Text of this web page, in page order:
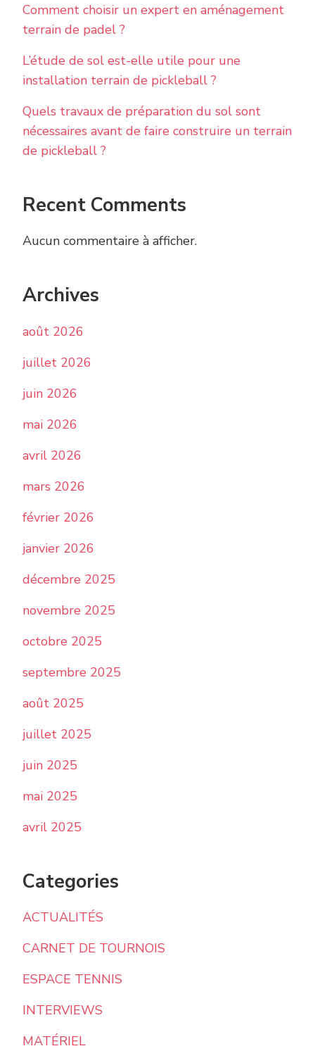
Comment choisir un expert en aménagement
terrain de padel ?
L’étude de sol est-elle utile pour une
installation terrain de pickleball ?
Quels travaux de préparation du sol sont
nécessaires avant de faire construire un terrain
de pickleball ?
Recent Comments
Aucun commentaire à afficher.
Archives
août 2026
juillet 2026
juin 2026
mai 2026
avril 2026
mars 2026
février 2026
janvier 2026
décembre 2025
novembre 2025
octobre 2025
septembre 2025
août 2025
juillet 2025
juin 2025
mai 2025
avril 2025
Categories
ACTUALITÉS
CARNET DE TOURNOIS
ESPACE TENNIS
INTERVIEWS
MATÉRIEL